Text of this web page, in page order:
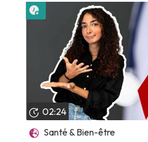
02:24
Santé & Bien-être
Lire plus tard